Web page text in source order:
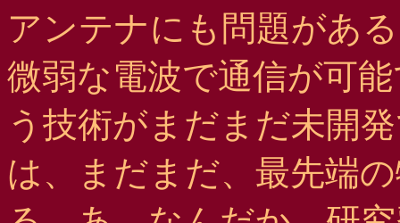
アンテナにも問題があ
微弱な電波で通信が可
う技術がまだまだ未開
は、まだまだ、最先端